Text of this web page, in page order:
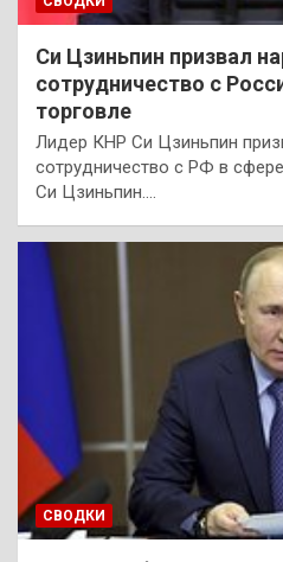
Си Цзиньпин призвал
сотрудничество с
торговле
Лидер КНР Си Цзиньпин
сотрудничество с РФ в
Си Цзиньпин.…
СВОДКИ